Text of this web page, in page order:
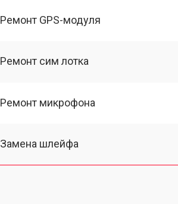
Ремонт GPS-модуля
Ремонт сим лотка
Ремонт микрофона
Замена шлейфа